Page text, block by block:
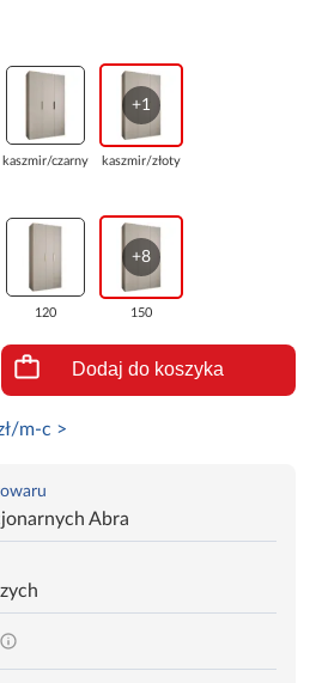
kaszmir/czarny
+1
kaszmir/złoty
120
+8
150
Dodaj do koszyka
m-c >
Abra